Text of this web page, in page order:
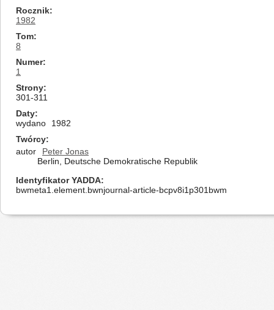
Rocznik
1982
Tom
8
Numer
1
Strony
301-311
Daty
wydano
1982
Twórcy
autor
Peter Jonas
Berlin, Deutsche Demokratische Republik
Identyfikator YADDA
bwmeta1.element.bwnjournal-article-bcpv8i1p301bwm